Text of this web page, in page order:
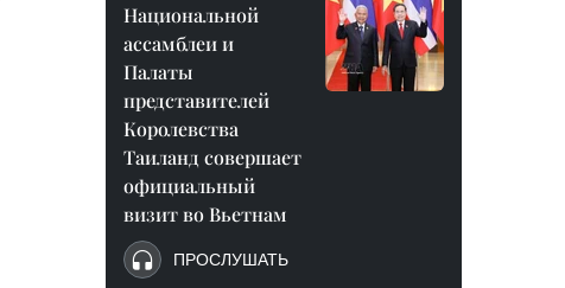
Национальной
ассамблеи и
Палаты
представителей
Королевства
Таиланд совершает
официальный
визит во Вьетнам
ПРОСЛУШАТЬ